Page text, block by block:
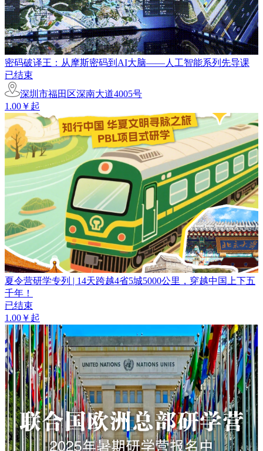
密码破译王：从摩斯密码到AI大脑——人工智能系列先导课
已结束
深圳市福田区深南大道4005号
1.00￥起
夏令营研学专列 | 14天跨越4省5城5000公里，穿越中国上下五
千年！
已结束
1.00￥起